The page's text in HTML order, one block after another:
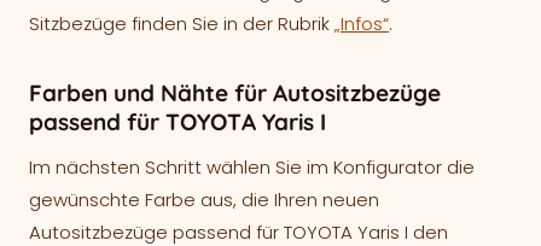
Sitzbezüge finden Sie in der Rubrik„Infos“.
Farben und Nähte für Autositzbezüge
passend für TOYOTA Yaris I
Im nächsten Schritt wählen Sie im Konfigurator die
gewünschte Farbe aus, die Ihren neuen
Autositzbezüge passend für TOYOTA Yaris I den